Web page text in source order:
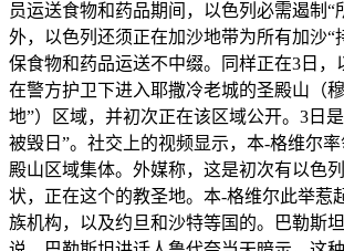
员运送食物和药品期间，以色列必需遏制“
外，以色列还须正在加沙地带为所有加沙“
保食物和药品运送不中缀。同样正在3日，
在警方护卫下进入耶撒冷老城的圣殿山（
地”）区域，并初次正在该区域公开。3日
被毁日”。社交上的视频显示，本-格维尔
殿山区域集体。外媒称，这是初次有以色
状，正在这个的教圣地。本-格维尔此举惹
族机构，以及约旦和沙特等国的。巴勒斯